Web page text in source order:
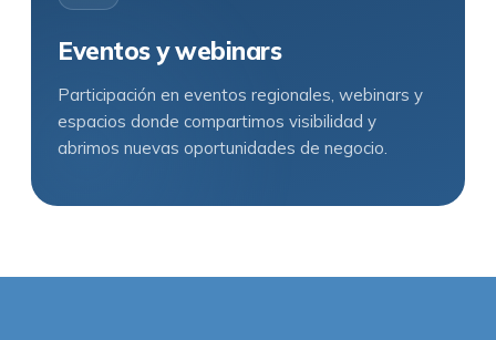
Eventos y webinars
Participación en eventos regionales, webinars y
espacios donde compartimos visibilidad y
abrimos nuevas oportunidades de negocio.